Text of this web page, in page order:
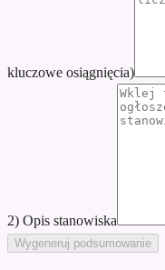
kluczowe osiągnięcia)
2) Opis stanowiska
Wygeneruj podsumowanie